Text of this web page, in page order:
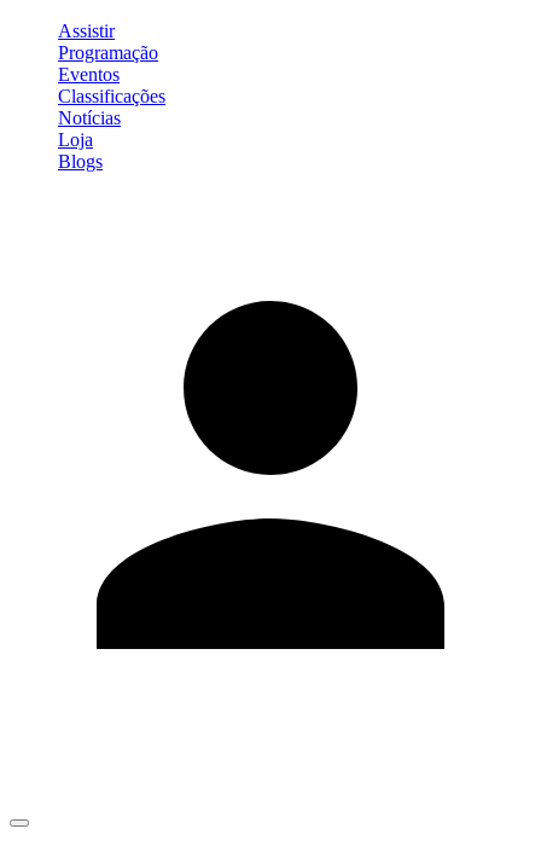
Assistir
Programação
Eventos
Classificações
Notícias
Loja
Blogs